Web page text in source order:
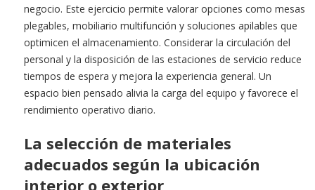
negocio. Este ejercicio permite valorar opciones como mesas
plegables, mobiliario multifunción y soluciones apilables que
optimicen el almacenamiento. Considerar la circulación del
personal y la disposición de las estaciones de servicio reduce
tiempos de espera y mejora la experiencia general. Un
espacio bien pensado alivia la carga del equipo y favorece el
rendimiento operativo diario.
La selección de materiales
adecuados según la ubicación
interior o exterior